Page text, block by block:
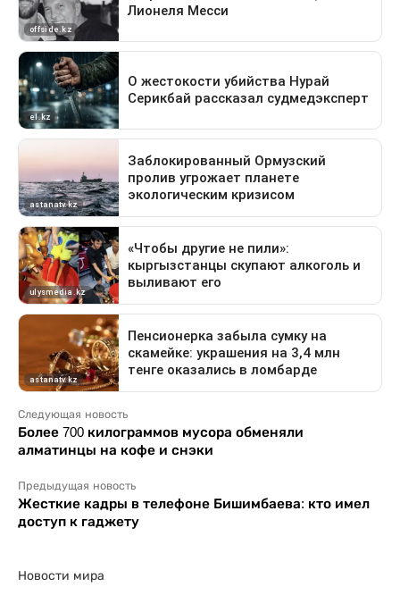
Следующая новость
Более 700 килограммов мусора обменяли
алматинцы на кофе и снэки
Предыдущая новость
Жесткие кадры в телефоне Бишимбаева: кто имел
доступ к гаджету
Новости мира